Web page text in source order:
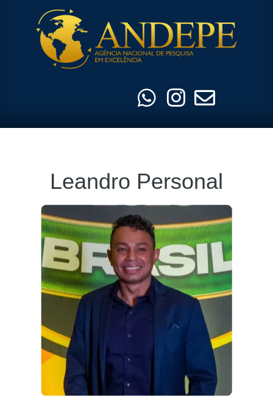
Leandro Personal